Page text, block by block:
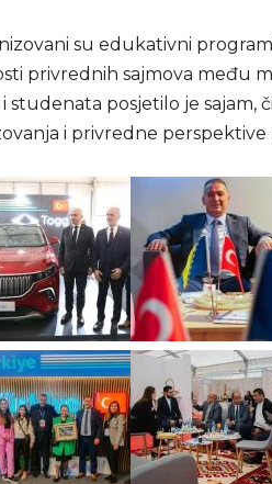
su edukativni
privrednih sajmova među
studenata posjetilo je sajam,
i privredne